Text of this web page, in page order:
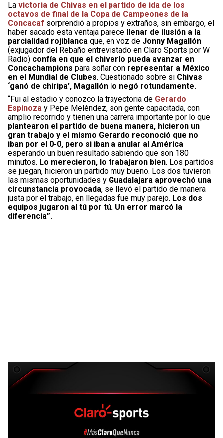
La victoria de Chivas en el partido de ida de los
octavos de final de la Copa de Campeones de la
Concacaf sorprendió a propios y extraños, sin embargo, el
haber sacado esta ventaja parece llenar de ilusión a la
parcialidad rojiblanca que, en voz de Jonny Magallón
(exjugador del Rebaño entrevistado en Claro Sports por W
Radio) confía en que el chiverío pueda avanzar en
Concachampions para soñar con representar a México
en el Mundial de Clubes. Cuestionado sobre si Chivas
‘ganó de chiripa’, Magallón lo negó rotundamente.
“Fui al estadio y conozco la trayectoria de Gerardo
Espinoza y Pepe Meléndez, son gente capacitada, con
amplio recorrido y tienen una carrera importante por lo que
plantearon el partido de buena manera, hicieron un
gran trabajo y el mismo Gerardo reconoció que no
iban por el 0-0, pero si iban a anular al América
esperando un buen resultado sabiendo que son 180
minutos. Lo merecieron, lo trabajaron bien. Los partidos
se juegan, hicieron un partido muy bueno. Los dos tuvieron
las mismas oportunidades y Guadalajara aprovechó una
circunstancia provocada, se llevó el partido de manera
justa por el trabajo, en llegadas fue muy parejo. Los dos
equipos jugaron al tú por tú. Un error marcó la
diferencia”.